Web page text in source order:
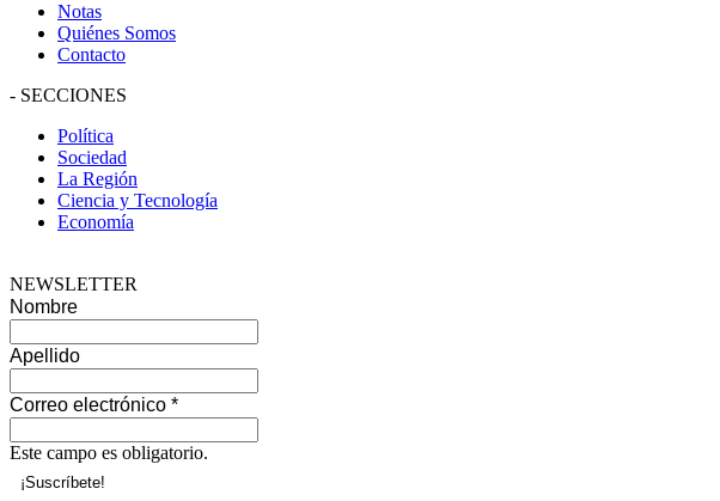
Notas
Quiénes Somos
Contacto
- SECCIONES
Política
Sociedad
La Región
Ciencia y Tecnología
Economía
NEWSLETTER
Nombre
Apellido
Correo electrónico *
Este campo es obligatorio.